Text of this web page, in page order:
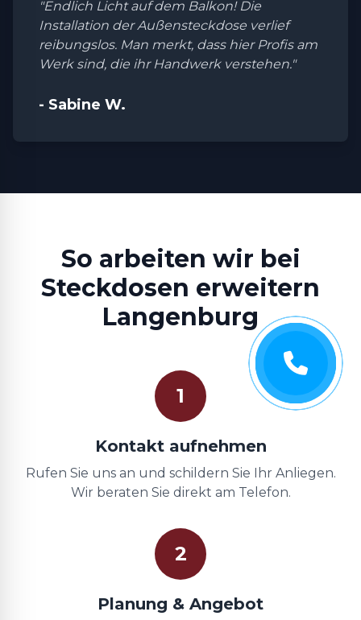
"Endlich Licht auf dem Balkon! Die
Installation der Außensteckdose verlief
reibungslos. Man merkt, dass hier Profis am
Werk sind, die ihr Handwerk verstehen."
- Sabine W.
So arbeiten wir bei
Steckdosen erweitern
Langenburg
1
Kontakt aufnehmen
Rufen Sie uns an und schildern Sie Ihr Anliegen.
Wir beraten Sie direkt am Telefon.
2
Planung & Angebot